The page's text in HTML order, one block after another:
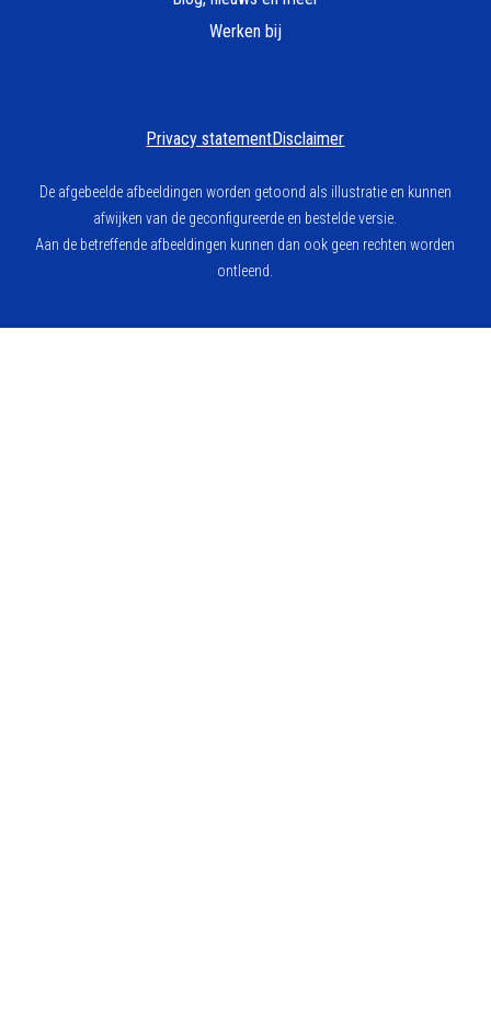
Werken bij
Privacy statementDisclaimer
De afgebeelde afbeeldingen worden getoond als illustratie en kunnen
afwijken van de geconfigureerde en bestelde versie.
Aan de betreffende afbeeldingen kunnen dan ook geen rechten worden
ontleend.